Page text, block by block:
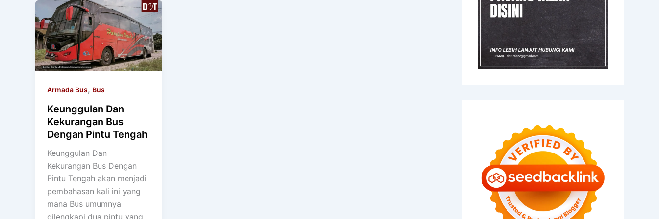
Armada Bus, Bus
Keunggulan Dan
Kekurangan Bus
Dengan Pintu Tengah
Keunggulan Dan
Kekurangan Bus Dengan
Pintu Tengah akan menjadi
pembahasan kali ini yang
mana Bus umumnya
dilengkapi dua pintu yang